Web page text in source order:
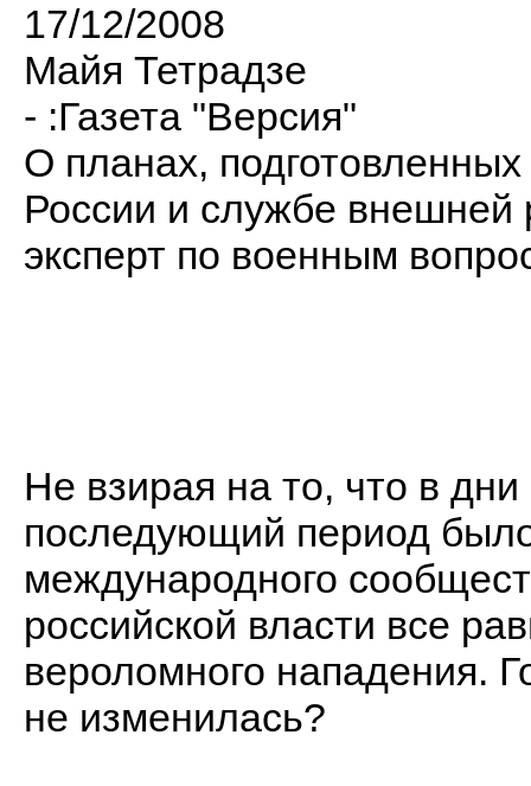
17/12/2008
Майя Тетрадзе
- :Газета "Версия"
О планах,
России и службе внешней
эксперт по военным
Не взирая на то, что в
последующий период
международного
российской власти все
вероломного нападения.
не изменилась?